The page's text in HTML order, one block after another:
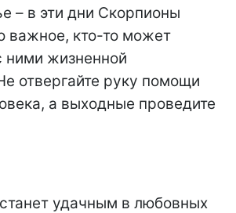
– в эти дни Скорпионы
важное, кто-то может
ними жизненной
отвергайте руку помощи
а выходные проведите
удачным в любовных